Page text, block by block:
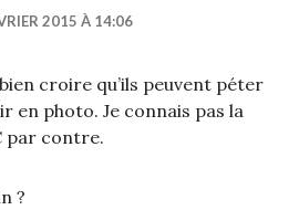
2015 À 14:06
croire qu’ils peuvent péter
en photo. Je connais pas la
par contre.
?